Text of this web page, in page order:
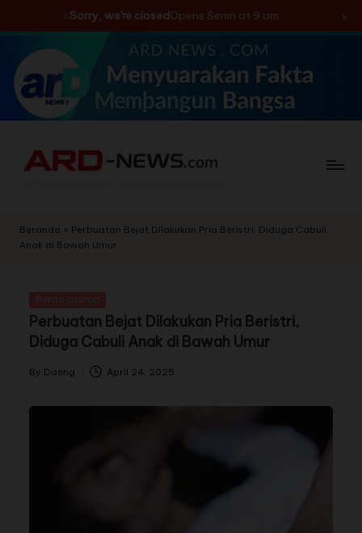
Sorry, we're closedOpens Senin at 9 am ×
Skip
content
Beranda » Perbuatan Bejat Dilakukan Pria Beristri, Diduga Cabuli
Anak di Bawah Umur
Perbuatan Bejat Dilakukan Pria Beristri,
Diduga Cabuli Anak di Bawah Umur
By Daeng April 24, 2025